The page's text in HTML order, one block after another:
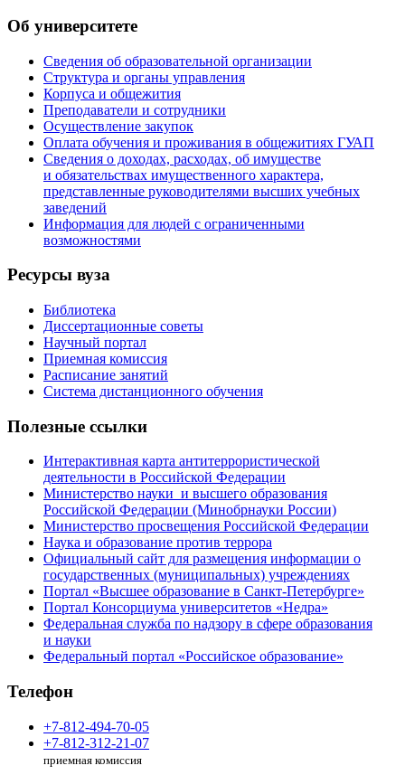
Об университете
Сведения об образовательной организации
Структура и органы управления
Корпуса и общежития
Преподаватели и сотрудники
Осуществление закупок
Оплата обучения и проживания в общежитиях ГУАП
Сведения о доходах, расходах, об имуществе
и обязательствах имущественного характера,
представленные руководителями высших учебных
заведений
Информация для людей с ограниченными
возможностями
Ресурсы вуза
Библиотека
Диссертационные советы
Научный портал
Приемная комиссия
Расписание занятий
Система дистанционного обучения
Полезные ссылки
Интерактивная карта антитеррористической
деятельности в Российской Федерации
Министерство науки и высшего образования
Российской Федерации (Минобрнауки России)
Министерство просвещения Российской Федерации
Наука и образование против террора
Официальный сайт для размещения информации о
государственных (муниципальных) учреждениях
Портал «Высшее образование в Санкт-Петербурге»
Портал Консорциума университетов «Недра»
Федеральная служба по надзору в сфере образования
и науки
Федеральный портал «Российское образование»
Телефон
+7-812-494-70-05
+7-812-312-21-07
приемная комиссия